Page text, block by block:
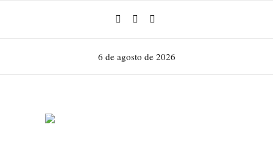
6 de agosto de 2026